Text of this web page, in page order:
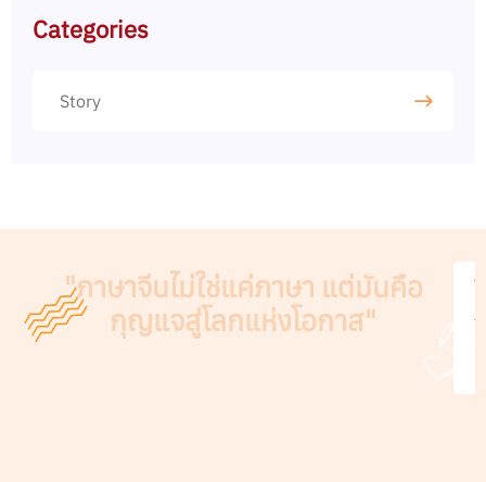
Categories
Story
"ภาษาจีนไม่ใช่แค่ภาษา แต่มันคือ
กุญแจสู่โลกแห่งโอกาส"